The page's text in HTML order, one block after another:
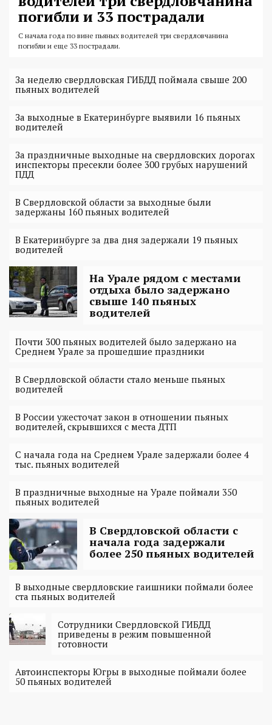
погибли и 33 пострадали
С начала года по вине пьяных водителей три свердловчанина
погибли и еще 33 пострадали.
За неделю свердловская ГИБДД поймала свыше 200
пьяных водителей
За выходные в Екатеринбурге выявили 16 пьяных
водителей
За праздничные выходные на свердловских дорогах
инспекторы пресекли более 300 грубых нарушений
ПДД
В Свердловской области за выходные были
задержаны 160 пьяных водителей
В Екатеринбурге за два дня задержали 19 пьяных
водителей
На Урале рядом с местами
отдыха было задержано
свыше 140 пьяных
водителей
Почти 300 пьяных водителей было задержано на
Среднем Урале за прошедшие праздники
В Свердловской области стало меньше пьяных
водителей
В России ужесточат закон в отношении пьяных
водителей, скрывшихся с места ДТП
С начала года на Среднем Урале задержали более 4
тыс. пьяных водителей
В праздничные выходные на Урале поймали 350
пьяных водителей
В Свердловской области с
начала года задержали
более 250 пьяных водителей
В выходные свердловские гаишники поймали более
ста пьяных водителей
Сотрудники Свердловской ГИБДД
приведены в режим повышенной
готовности
Автоинспекторы Югры в выходные поймали более
50 пьяных водителей